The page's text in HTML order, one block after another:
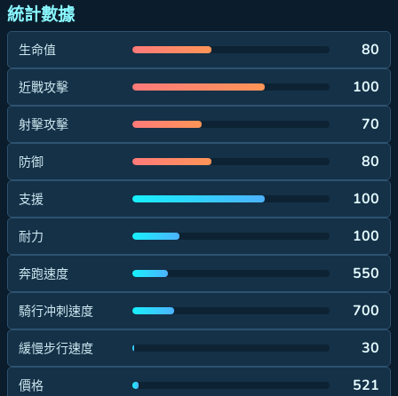
統計數據
生命值 80
近戰攻擊 100
射擊攻擊 70
防御 80
支援 100
耐力 100
奔跑速度 550
騎行冲刺速度 700
緩慢步行速度 30
價格 521